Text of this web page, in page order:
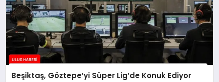
Beşiktaş, Göztepe’yi Süper Lig’de Konuk Ediyor